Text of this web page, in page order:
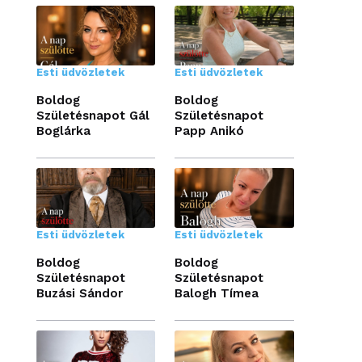
Esti üdvözletek
Boldog
Születésnapot Gál
Boglárka
Esti üdvözletek
Boldog
Születésnapot
Papp Anikó
Esti üdvözletek
Boldog
Születésnapot
Buzási Sándor
Esti üdvözletek
Boldog
Születésnapot
Balogh Tímea